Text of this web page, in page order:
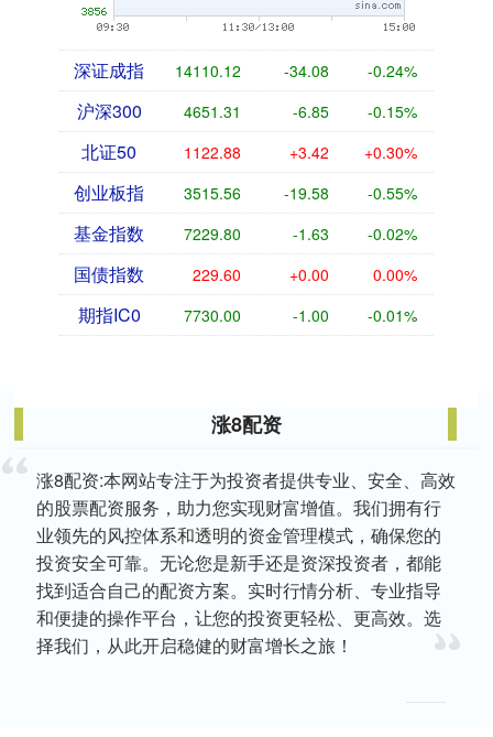
深证成指 14110.12 -34.08 -0.24%
沪深300 4651.31 -6.85 -0.15%
北证50 1122.88 +3.42 +0.30%
创业板指 3515.56 -19.58 -0.55%
基金指数 7229.80 -1.63 -0.02%
国债指数 229.60 +0.00 0.00%
期指IC0 7730.00 -1.00 -0.01%
涨8配资
涨8配资:本网站专注于为投资者提供专业、安全、高效
的股票配资服务，助力您实现财富增值。我们拥有行
业领先的风控体系和透明的资金管理模式，确保您的
投资安全可靠。无论您是新手还是资深投资者，都能
找到适合自己的配资方案。实时行情分析、专业指导
和便捷的操作平台，让您的投资更轻松、更高效。选
择我们，从此开启稳健的财富增长之旅！